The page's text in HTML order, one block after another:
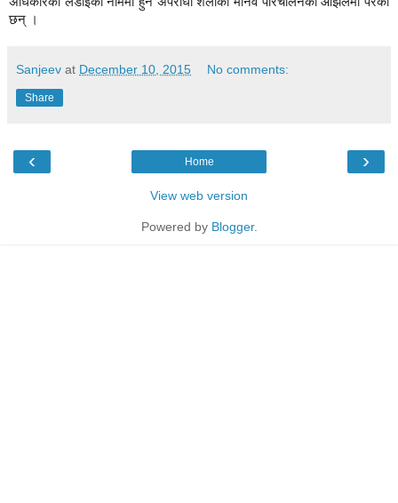
छन् ।
Sanjeev at December 10, 2015 No comments:
Share
‹ ›
Home
View web version
Powered by Blogger.